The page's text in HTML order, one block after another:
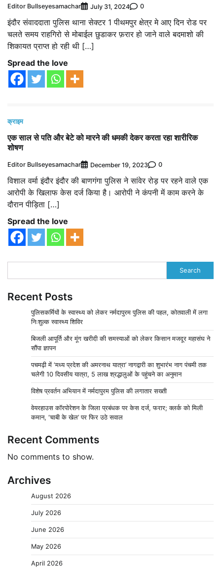
Editor Bullseyesamachar July 31, 2024 0
इंदौर संवाददाता पुलिस थाना सेक्टर 1 पीथमपुर क्षेत्र मे आए दिन रोड पर
चलते समय राहगिरो से मोबाईल छुडाकर फ़रार हो जाने वाले बदमाशो की
शिकायत प्राप्त हो रही थी […]
Spread the love
क्राइम
एक साल से पति और बेटे को मारने की धमकी देकर करता रहा शारीरिक
शोषण
Editor Bullseyesamachar December 19, 2023 0
विशाल वर्मा इंदौर इंदौर की बाणगंगा पुलिस ने सांवेर रोड़ पर रहने वाले एक
आरोपी के खिलाफ केस दर्ज किया है। आरोपी ने कंपनी में काम करने के
दौरान पीड़िता […]
Spread the love
Search
Recent Posts
पुलिसकर्मियों के स्वास्थ्य को लेकर नर्मदापुरम पुलिस की पहल, कोतवाली में लगा
निःशुल्क स्वास्थ्य शिविर
बिजली आपूर्ति और मूंग खरीदी की समस्याओं को लेकर किसान मजदूर महासंघ ने
सौंपा ज्ञापन
पचमढ़ी में ‘मध्य प्रदेश की अमरनाथ यात्रा’ नागद्वारी का शुभारंभ नाग पंचमी तक
चलेगी 10 दिवसीय यात्रा, 5 लाख श्रद्धालुओं के पहुंचने का अनुमान
विशेष प्रवर्तन अभियान में नर्मदापुरम पुलिस की लगातार सख्ती
वेयरहाउस कॉरपोरेशन के जिला प्रबंधक पर केस दर्ज, फरार; क्लर्क को मिली
कमान, ‘चाबी के खेल’ पर फिर उठे सवाल
Recent Comments
No comments to show.
Archives
August 2026
July 2026
June 2026
May 2026
April 2026